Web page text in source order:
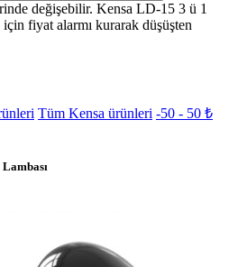
değişebilir. Kensa LD-15 3 ü 1
fiyat alarmı kurarak düşüşten
Tüm Kensa ürünleri -50 - 50 ₺